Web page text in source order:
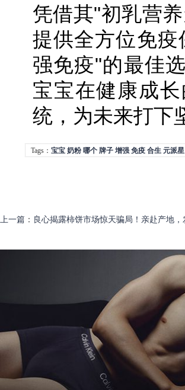
凭借其"初乳营
提供全方位免
强免疫"的最佳
宝宝在健康成
统，为未来打下
Tags： 宝宝 奶粉 哪个 牌子 增强 免疫 合生 元派星
上一篇 ： 良心揭露柿饼市场惊天骗局！亲赴产地，